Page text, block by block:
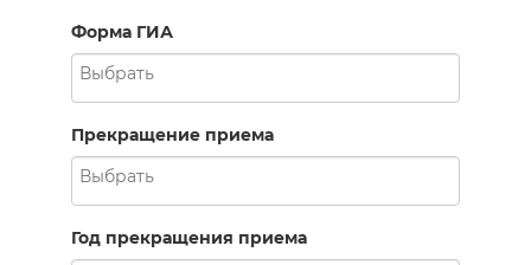
Форма ГИА
Прекращение приема
Год прекращения приема